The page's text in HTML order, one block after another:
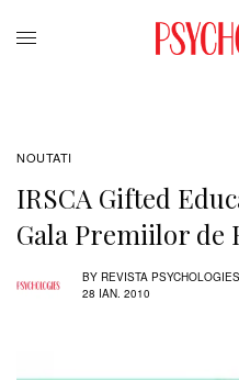
NOUTATI
IRSCA Gifted
Gala Premiilor de
BY REVISTA PSYCHOLOGIES
28 IAN. 2010